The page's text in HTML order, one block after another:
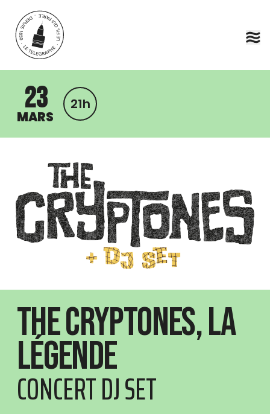
Aller au contenu principal
23
MARS
21h
The Cryptones, la
légende
CONCERT DJ SET